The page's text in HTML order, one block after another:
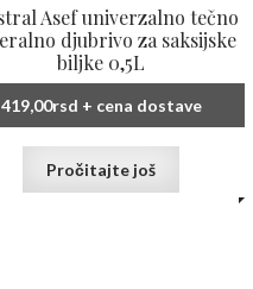
Asef univerzalno tečno
djubrivo za saksijske
biljke 0,5L
419,00rsd + cena dostave
Pročitajte još